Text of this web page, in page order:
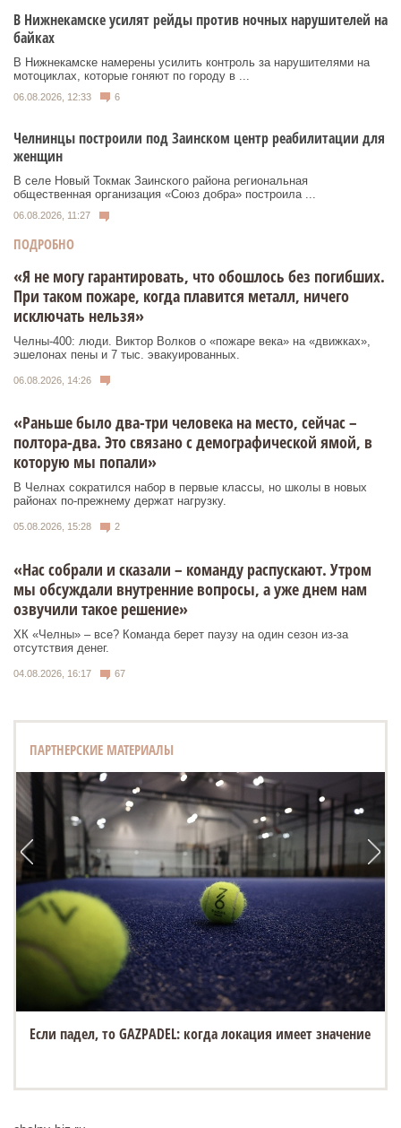
В Нижнекамске усилят рейды против ночных нарушителей на
байках
В Нижнекамске намерены усилить контроль за нарушителями на
мотоциклах, которые гоняют по городу в ...
06.08.2026, 12:33 6
Челнинцы построили под Заинском центр реабилитации для
женщин
В селе Новый Токмак Заинского района региональная
общественная организация «Союз добра» построила ...
06.08.2026, 11:27
ПОДРОБНО
«Я не могу гарантировать, что обошлось без погибших.
При таком пожаре, когда плавится металл, ничего
исключать нельзя»
Челны-400: люди. Виктор Волков о «пожаре века» на «движках»,
эшелонах пены и 7 тыс. эвакуированных.
06.08.2026, 14:26
«Раньше было два-три человека на место, сейчас –
полтора-два. Это связано с демографической ямой, в
которую мы попали»
В Челнах сократился набор в первые классы, но школы в новых
районах по-прежнему держат нагрузку.
05.08.2026, 15:28 2
«Нас собрали и сказали – команду распускают. Утром
мы обсуждали внутренние вопросы, а уже днем нам
озвучили такое решение»
ХК «Челны» – все? Команда берет паузу на один сезон из-за
отсутствия денег.
04.08.2026, 16:17 67
ПАРТНЕРСКИЕ МАТЕРИАЛЫ
Если падел, то GAZPADEL: когда локация имеет значение